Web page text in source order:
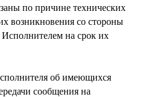
по причине технических
возникновения со стороны
на срок их
об имеющихся
сообщения на